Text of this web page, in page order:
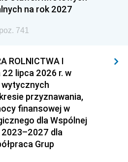
na rok 2027
741
ROLNICTWA I
22 lipca 2026 r. w
przyznawania,
finansowej w
dla Wspólnej
2023–2027 dla
Grup